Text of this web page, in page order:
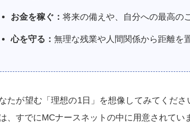
お金を稼ぐ： 将来の備えや、自分への最高の
心を守る： 無理な残業や人間関係から距離を
たが望む「理想の1日」を想像してみてくだ
、すでにMCナースネットの中に用意されてい